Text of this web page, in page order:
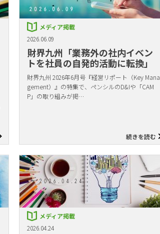
メディア掲載
2026.06.09
財界九州「業務外の社内イベン
トを社員の自発的活動に転換」
財界九州 2026年6月号『経営リポート（Key Mana
gement）』の特集で、ペンシルのD&Iや「CAM
P」の取り組みが掲…
続きを読む
メディア掲載
2026.04.24